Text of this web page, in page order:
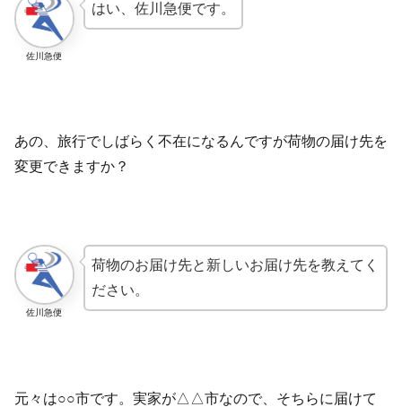
佐川急便
はい、佐川急便です。
あの、旅行でしばらく不在になるんですが荷物の届け先を
変更できますか？
佐川急便
荷物のお届け先と新しいお届け先を教えてく
ださい。
元々は○○市です。実家が△△市なので、そちらに届けて